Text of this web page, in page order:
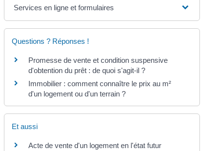
Services en ligne et formulaires
Questions ? Réponses !
Promesse de vente et condition suspensive
d'obtention du prêt : de quoi s'agit-il ?
Immobilier : comment connaître le prix au m²
d'un logement ou d'un terrain ?
Et aussi
Acte de vente d'un logement en l'état futur